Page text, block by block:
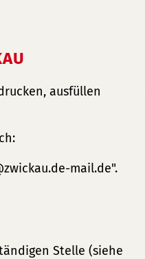
ausfüllen
zwickau.de-mail de".
Stelle (siehe